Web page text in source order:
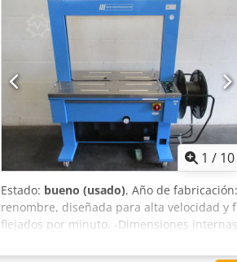
ergonómico. - Equipado con rodillos
aproximadamente 820 mm. - La
en funcionamiento.
1 / 10
Estado: bueno (usado), Año de fabricación:
renombre, diseñada para alta velocidad
flejados por minuto. -Dimensiones
mediante fleje de 12 mm. -Avance y
cinta ajustable. -El flejado puede